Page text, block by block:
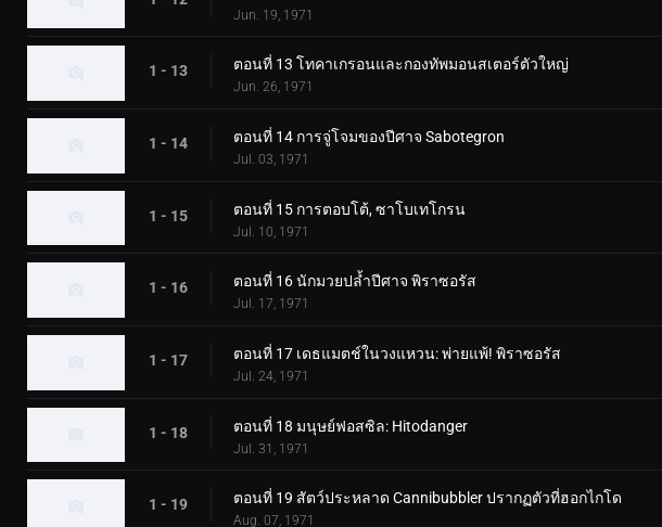
Jun. 19, 1971
1 - 13 ตอนที่ 13 โทคาเกรอนและกองทัพมอนสเตอร์ตัวใหญ่
Jun. 26, 1971
1 - 14 ตอนที่ 14 การจู่โจมของปีศาจ Sabotegron
Jul. 03, 1971
1 - 15 ตอนที่ 15 การตอบโต้, ซาโบเทโกรน
Jul. 10, 1971
1 - 16 ตอนที่ 16 นักมวยปล้ำปีศาจ พิราซอรัส
Jul. 17, 1971
1 - 17 ตอนที่ 17 เดธแมตช์ในวงแหวน: พ่ายแพ้! พิราซอรัส
Jul. 24, 1971
1 - 18 ตอนที่ 18 มนุษย์ฟอสซิล: Hitodanger
Jul. 31, 1971
1 - 19 ตอนที่ 19 สัตว์ประหลาด Cannibubbler ปรากฏตัวที่ฮอกไกโด
Aug. 07, 1971